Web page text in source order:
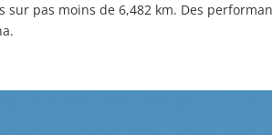
pas moins de 6,482 km. Des